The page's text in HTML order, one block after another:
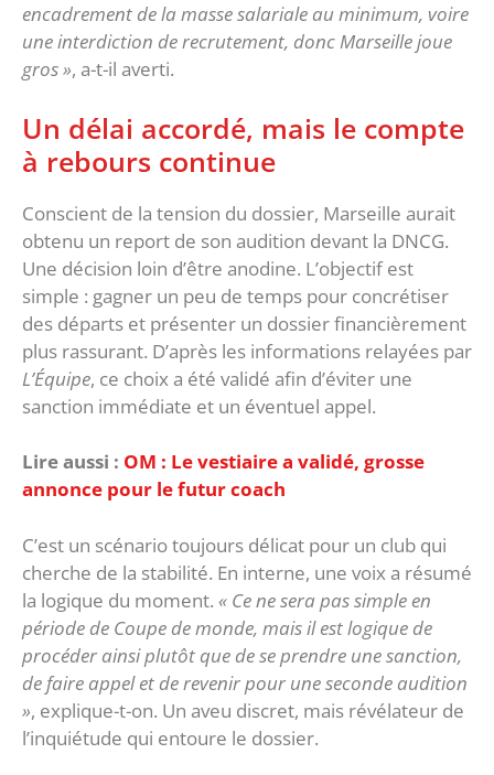
encadrement de la masse salariale au minimum, voire
une interdiction de recrutement, donc Marseille joue
gros », a-t-il averti.
‎Un délai accordé, mais le compte
à rebours continue
‎Conscient de la tension du dossier, Marseille aurait
obtenu un report de son audition devant la DNCG.
Une décision loin d’être anodine. L’objectif est
simple : gagner un peu de temps pour concrétiser
des départs et présenter un dossier financièrement
plus rassurant. ‎D’après les informations relayées par
L’Équipe, ce choix a été validé afin d’éviter une
sanction immédiate et un éventuel appel.
Lire aussi : OM : Le vestiaire a validé, grosse
annonce pour le futur coach
C’est un scénario toujours délicat pour un club qui
cherche de la stabilité. En interne, une voix a résumé
la logique du moment. « Ce ne sera pas simple en
période de Coupe de monde, mais il est logique de
procéder ainsi plutôt que de se prendre une sanction,
de faire appel et de revenir pour une seconde audition
», explique-t-on. Un aveu discret, mais révélateur de
l’inquiétude qui entoure le dossier.